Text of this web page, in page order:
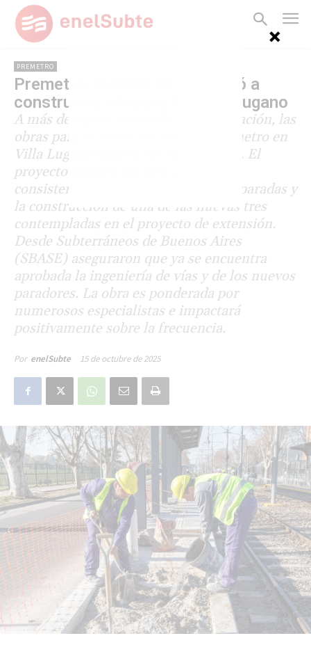
PREMETRO
Premetro: todavía no comenzó a
construirse el nuevo loop en Lugano
A más de nueve meses de su adjudicación, las
obras para el cierre del loop del Premetro en
Villa Lugano todavía no comenzaron. El
proyecto registra un 20% de avance,
consistente en la renovación de tres paradas y
la construcción de una de las nuevas tres
contempladas en el proyecto de extensión.
Desde Subterráneos de Buenos Aires
(SBASE) aseguraron que ya se encuentra
aprobada la ingeniería de vías y de los nuevos
paradores. La obra es ponderada por
numerosos especialistas e impactará
positivamente sobre la frecuencia.
Por enelSubte 15 de octubre de 2025